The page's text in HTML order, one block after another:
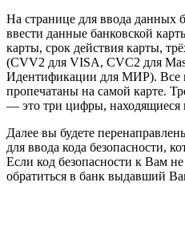
На странице для ввода данных
ввести данные банковской
карты, срок действия карты,
(CVV2 для VISA, CVC2 для
Идентификации для МИР). Все
пропечатаны на самой карте.
— это три цифры, находящиеся
Далее вы будете
для ввода кода безопасности,
Если код безопасности к Вам
обратиться в банк выдавший